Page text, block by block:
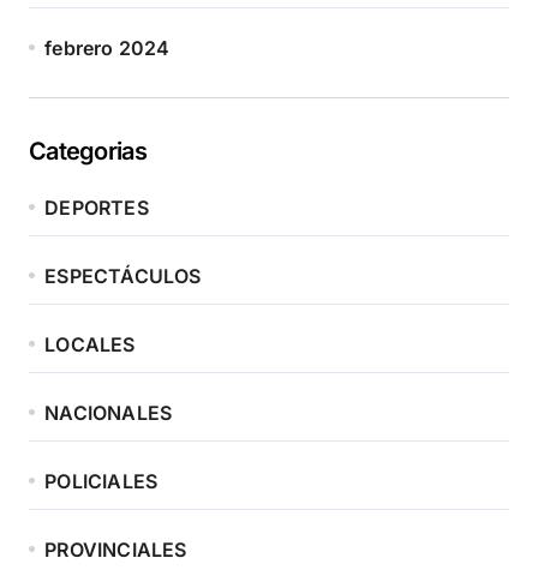
febrero 2024
Categorias
DEPORTES
ESPECTÁCULOS
LOCALES
NACIONALES
POLICIALES
PROVINCIALES